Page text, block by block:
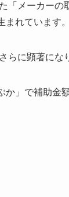
「メーカー
まれています。
らに顕著にな
か」で補助金